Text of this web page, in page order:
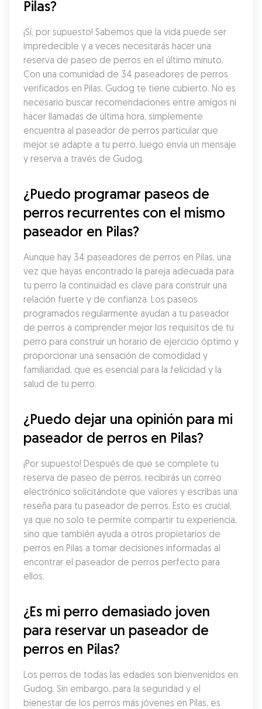
Pilas?
¡Sí, por supuesto! Sabemos que la vida puede ser
impredecible y a veces necesitarás hacer una
reserva de paseo de perros en el último minuto.
Con una comunidad de 34 paseadores de perros
verificados en Pilas, Gudog te tiene cubierto. No es
necesario buscar recomendaciones entre amigos ni
hacer llamadas de última hora, simplemente
encuentra al paseador de perros particular que
mejor se adapte a tu perro, luego envía un mensaje
y reserva a través de Gudog.
¿Puedo programar paseos de
perros recurrentes con el mismo
paseador en Pilas?
Aunque hay 34 paseadores de perros en Pilas, una
vez que hayas encontrado la pareja adecuada para
tu perro la continuidad es clave para construir una
relación fuerte y de confianza. Los paseos
programados regularmente ayudan a tu paseador
de perros a comprender mejor los requisitos de tu
perro para construir un horario de ejercicio óptimo y
proporcionar una sensación de comodidad y
familiaridad, que es esencial para la felicidad y la
salud de tu perro.
¿Puedo dejar una opinión para mi
paseador de perros en Pilas?
¡Por supuesto! Después de que se complete tu
reserva de paseo de perros, recibirás un correo
electrónico solicitándote que valores y escribas una
reseña para tu paseador de perros. Esto es crucial,
ya que no solo te permite compartir tu experiencia,
sino que también ayuda a otros propietarios de
perros en Pilas a tomar decisiones informadas al
encontrar el paseador de perros perfecto para
ellos.
¿Es mi perro demasiado joven
para reservar un paseador de
perros en Pilas?
Los perros de todas las edades son bienvenidos en
Gudog. Sin embargo, para la seguridad y el
bienestar de los perros más jóvenes en Pilas, es